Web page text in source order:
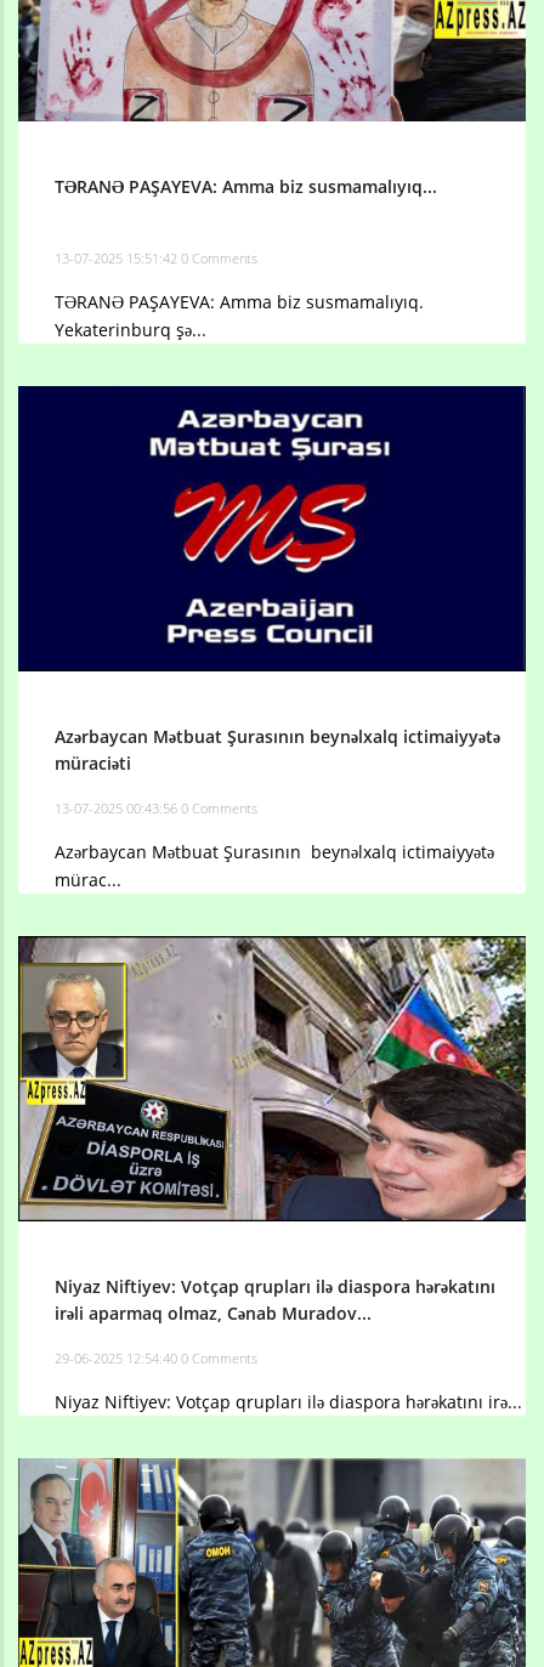
TƏRANƏ PAŞAYEVA: Amma biz susmamalıyıq...
13-07-2025 15:51:42 0 Comments
TƏRANƏ PAŞAYEVA: Amma biz susmamalıyıq.
Yekaterinburq şə...
Azərbaycan Mətbuat Şurasının beynəlxalq ictimaiyyətə
müraciəti
13-07-2025 00:43:56 0 Comments
Azərbaycan Mətbuat Şurasının beynəlxalq ictimaiyyətə
mürac...
Niyaz Niftiyev: Votçap qrupları ilə diaspora hərəkatını
irəli aparmaq olmaz, Cənab Muradov...
29-06-2025 12:54:40 0 Comments
Niyaz Niftiyev: Votçap qrupları ilə diaspora hərəkatını irə...